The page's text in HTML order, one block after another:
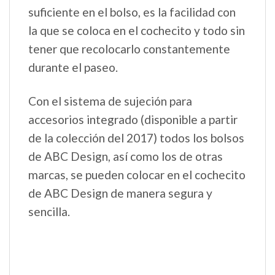
suficiente en el bolso, es la facilidad con
la que se coloca en el cochecito y todo sin
tener que recolocarlo constantemente
durante el paseo.
Con el sistema de sujeción para
accesorios integrado (disponible a partir
de la colección del 2017) todos los bolsos
de ABC Design, así como los de otras
marcas, se pueden colocar en el cochecito
de ABC Design de manera segura y
sencilla.